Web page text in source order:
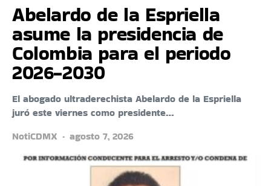
Abelardo de la Espriella
asume la presidencia de
Colombia para el periodo
2026-2030
El abogado ultraderechista Abelardo de la Espriella
juró este viernes como presidente…
NotiCDMX
agosto 7, 2026